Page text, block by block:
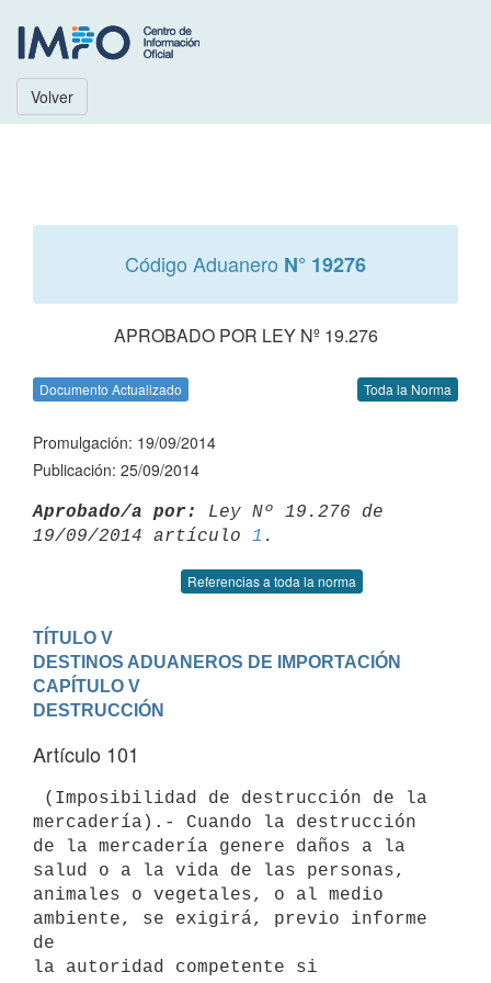
Volver
Código Aduanero N° 19276
APROBADO POR LEY Nº 19.276
Documento Actualizado Toda la Norma
Promulgación: 19/09/2014
Publicación: 25/09/2014
Aprobado/a por:
Ley Nº 19.276 de
19/09/2014 artículo 1
Referencias a toda la norma
TÍTULO V
DESTINOS ADUANEROS DE IMPORTACIÓN
CAPÍTULO V
DESTRUCCIÓN
Artículo 101
mercadería).- Cuando la destrucción
de la mercadería genere daños a la
salud o a la vida de las personas,
animales o vegetales, o al medio
ambiente, se exigirá, previo informe
de
la autoridad competente si